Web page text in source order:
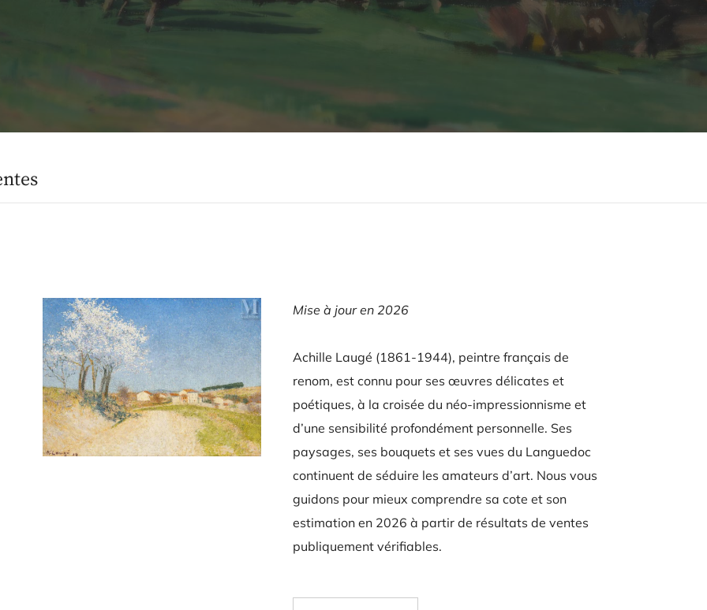
Mise à jour en 2026
Achille Laugé (1861-1944), peintre français de
renom, est connu pour ses œuvres délicates et
poétiques, à la croisée du néo-impressionnisme et
d’une sensibilité profondément personnelle. Ses
paysages, ses bouquets et ses vues du Languedoc
continuent de séduire les amateurs d’art. Nous vous
guidons pour mieux comprendre sa cote et son
estimation en 2026 à partir de résultats de ventes
publiquement vérifiables.